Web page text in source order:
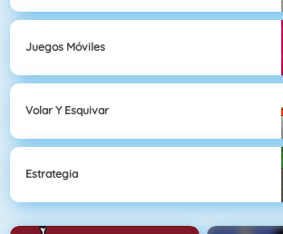
Juegos Móviles
Volar Y Esquivar
Estrategia